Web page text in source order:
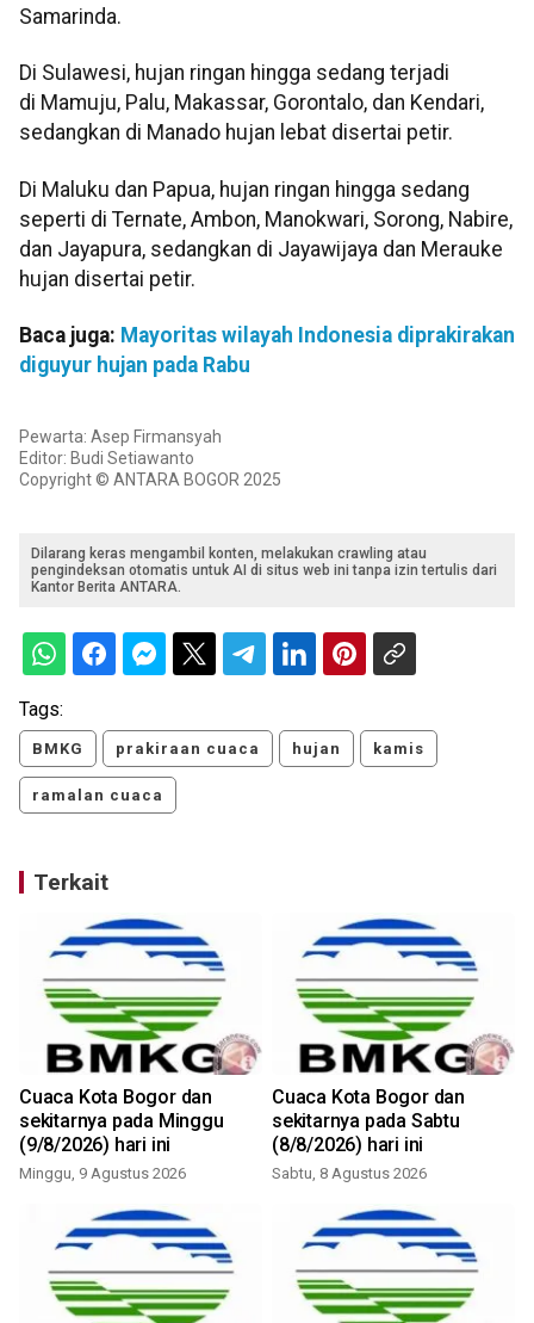
Samarinda.
Di Sulawesi, hujan ringan hingga sedang terjadi
di Mamuju, Palu, Makassar, Gorontalo, dan Kendari,
sedangkan di Manado hujan lebat disertai petir.
Di Maluku dan Papua, hujan ringan hingga sedang
seperti di Ternate, Ambon, Manokwari, Sorong, Nabire,
dan Jayapura, sedangkan di Jayawijaya dan Merauke
hujan disertai petir.
Baca juga: Mayoritas wilayah Indonesia diprakirakan
diguyur hujan pada Rabu
Pewarta: Asep Firmansyah
Editor: Budi Setiawanto
Copyright © ANTARA BOGOR 2025
Dilarang keras mengambil konten, melakukan crawling atau
pengindeksan otomatis untuk AI di situs web ini tanpa izin tertulis dari
Kantor Berita ANTARA.
Tags:
BMKG prakiraan cuaca hujan kamis
ramalan cuaca
Terkait
Cuaca Kota Bogor dan
sekitarnya pada Minggu
(9/8/2026) hari ini
Minggu, 9 Agustus 2026
Cuaca Kota Bogor dan
sekitarnya pada Sabtu
(8/8/2026) hari ini
Sabtu, 8 Agustus 2026